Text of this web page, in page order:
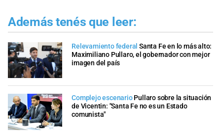
Además tenés que leer:
Relevamiento federal Santa Fe en lo más alto:
Maximiliano Pullaro, el gobernador con mejor
imagen del país
Complejo escenarioPullaro sobre la situación
de Vicentin: "Santa Fe no es un Estado
comunista"